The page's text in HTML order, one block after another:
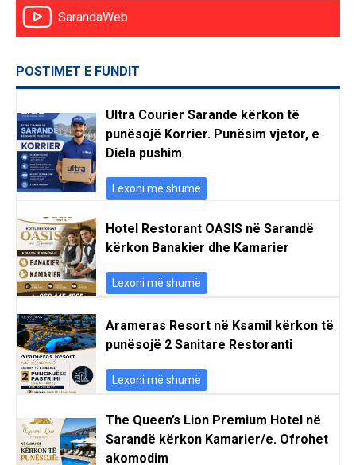
SarandaWeb
POSTIMET E FUNDIT
Ultra Courier Sarande kërkon të
punësojë Korrier. Punësim vjetor, e
Diela pushim
Lexoni më shumë
Hotel Restorant OASIS në Sarandë
kërkon Banakier dhe Kamarier
Lexoni më shumë
Arameras Resort në Ksamil kërkon të
punësojë 2 Sanitare Restoranti
Lexoni më shumë
The Queen’s Lion Premium Hotel në
Sarandë kërkon Kamarier/e. Ofrohet
akomodim